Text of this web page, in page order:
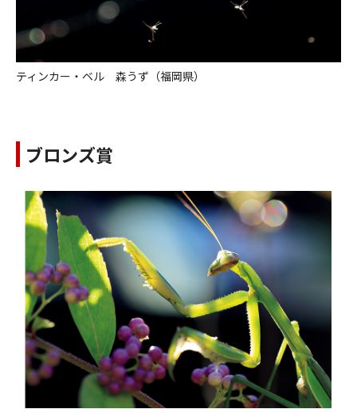
ティンカー・ベル 森うず（福岡県）
ブロンズ賞